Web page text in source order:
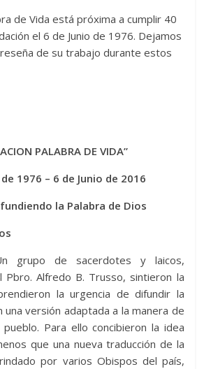
de Vida está próxima a cumplir 40
el 6 de Junio de 1976. Dejamos
reseña de su trabajo durante estos
PALABRA DE VIDA”
1976 – 6 de Junio de 2016
la Palabra de Dios
grupo de sacerdotes y laicos,
Pbro. Alfredo B. Trusso, sintieron la
la urgencia de difundir la
una versión adaptada a la manera de
Para ello concibieron la idea
que una nueva traducción de la
por varios Obispos del país,